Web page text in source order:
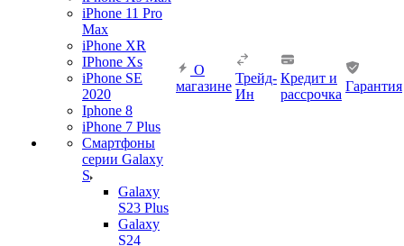
iPhone 11 Pro
Max
iPhone XR
IPhone Xs
iPhone SE
2020
Iphone 8
iPhone 7 Plus
Смартфоны
серии Galaxy
S
Galaxy
S23 Plus
Galaxy
S24
О
магазине
Трейд-
Ин
Кредит и
рассрочка
Гарантия